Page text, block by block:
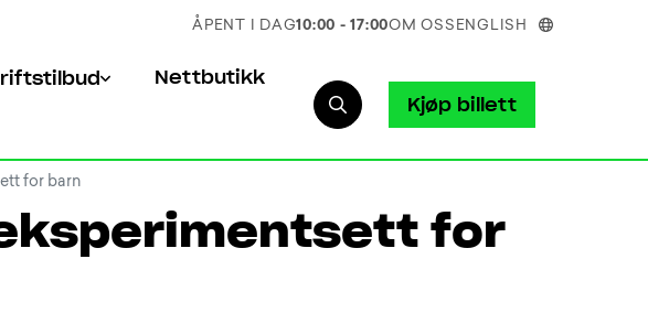
Nettbutikk
ÅPENT I DAG10:00 - 17:00OM OSS ENGLISH
Kjøp billett
for barn
for